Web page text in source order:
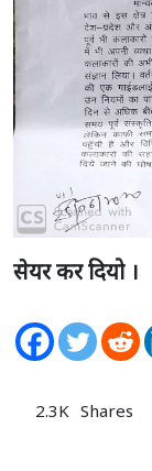
सेयर कर दियो ।
2.3K Shares